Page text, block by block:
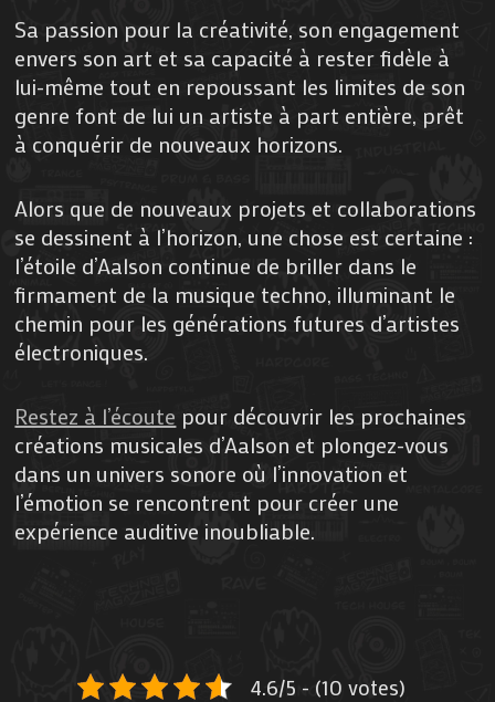
Sa passion pour la créativité, son engagement
envers son art et sa capacité à rester fidèle à
lui-même tout en repoussant les limites de son
genre font de lui un artiste à part entière, prêt
à conquérir de nouveaux horizons.
Alors que de nouveaux projets et collaborations
se dessinent à l’horizon, une chose est certaine :
l’étoile d’Aalson continue de briller dans le
firmament de la musique techno, illuminant le
chemin pour les générations futures d’artistes
électroniques.
Restez à l’écoute pour découvrir les prochaines
créations musicales d’Aalson et plongez-vous
dans un univers sonore où l’innovation et
l’émotion se rencontrent pour créer une
expérience auditive inoubliable.
4.6/5 - (10 votes)